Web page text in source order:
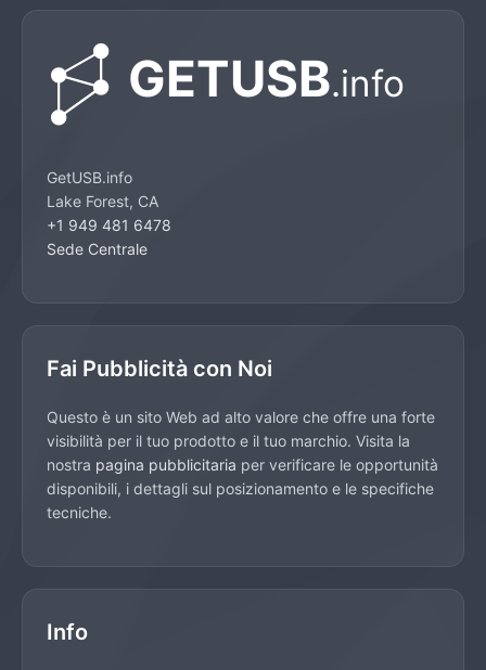
GetUSB.info
Lake Forest, CA
+1 949 481 6478
Sede Centrale
Fai Pubblicità con Noi
Questo è un sito Web ad alto valore che offre una forte
visibilità per il tuo prodotto e il tuo marchio. Visita la
nostra pagina pubblicitaria per verificare le opportunità
disponibili, i dettagli sul posizionamento e le specifiche
tecniche.
Info